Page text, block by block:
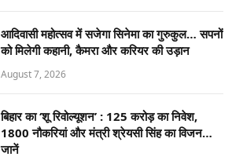
आदिवासी महोत्सव में सजेगा सिनेमा का गुरुकुल… सपनों
को मिलेगी कहानी, कैमरा और करियर की उड़ान
August 7, 2026
बिहार का ‘शू रिवोल्यूशन’ : 125 करोड़ का निवेश,
1800 नौकरियां और मंत्री श्रेयसी सिंह का विजन…
जानें